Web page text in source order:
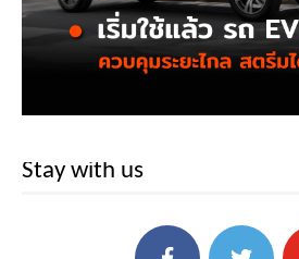
Stay with us